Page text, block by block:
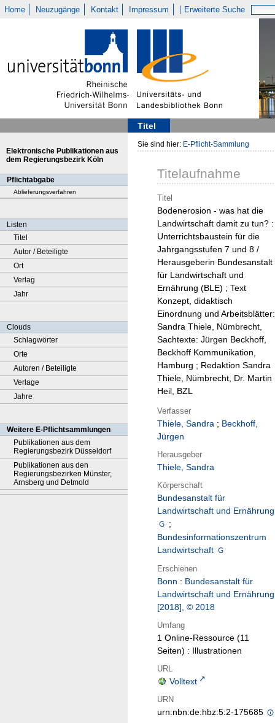
Home Neuzugänge Kontakt Impressum Erweiterte Suche
Titel
Elektronische Publikationen aus
dem Regierungsbezirk Köln
Pflichtabgabe
Ablieferungsverfahren
Listen
Titel
Autor / Beteiligte
Ort
Verlag
Jahr
Clouds
Schlagwörter
Orte
Autoren / Beteiligte
Verlage
Jahre
Weitere E-Pflichtsammlungen
Publikationen aus dem
Regierungsbezirk Düsseldorf
Publikationen aus den
Regierungsbezirken Münster,
Arnsberg und Detmold
Sie sind hier: E-Pflicht-Sammlung
Titelaufnahme
Titel
Bodenerosion - was hat die
Landwirtschaft damit zu tun? :
Unterrichtsbaustein für die
Jahrgangsstufen 7 und 8 /
Herausgeberin Bundesanstalt
für Landwirtschaft und
Ernährung (BLE) ; Text
Konzept, didaktisch
Einordnung und Arbeitsblätter:
Sandra Thiele, Nümbrecht,
Sachtexte: Jürgen Beckhoff,
Beckhoff Kommunikation,
Hamburg ; Redaktion Sandra
Thiele, Nümbrecht, Dr. Martin
Heil, BZL
Verfasser
Thiele, Sandra ; Beckhoff,
Jürgen
Herausgeber
Thiele, Sandra
Körperschaft
Bundesanstalt für
Landwirtschaft und Ernährung
;
Bundesinformationszentrum
Landwirtschaft
Erschienen
Bonn : Bundesanstalt für
Landwirtschaft und Ernährung
[2018], © 2018
Umfang
1 Online-Ressource (11
Seiten) : Illustrationen
URL
Volltext
URN
urn:nbn:de:hbz:5:2-175685